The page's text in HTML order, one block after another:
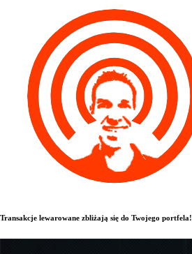
Transakcje lewarowane zbliżają się do Twojego portfela!